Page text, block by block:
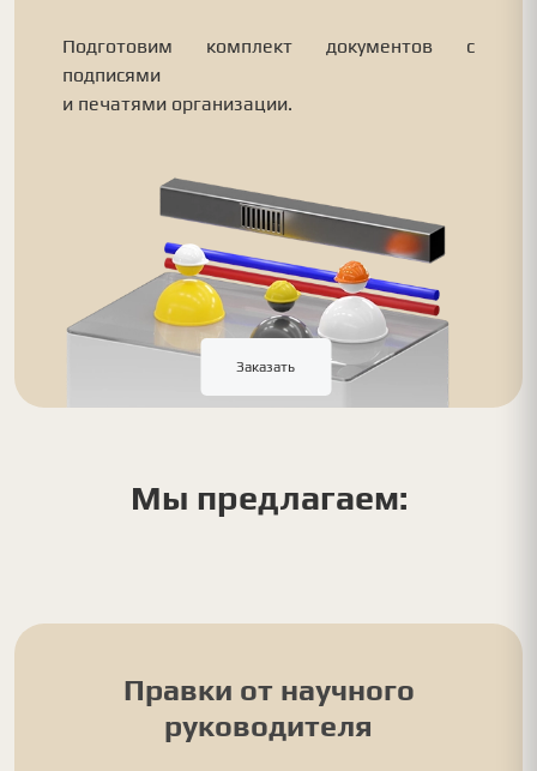
Подготовим комплект документов с
подписями
и печатями организации.
Заказать
Мы предлагаем:
Правки от научного
руководителя